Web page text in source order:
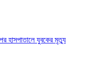
পর হাসপাতালে যুবকের মৃত্যু